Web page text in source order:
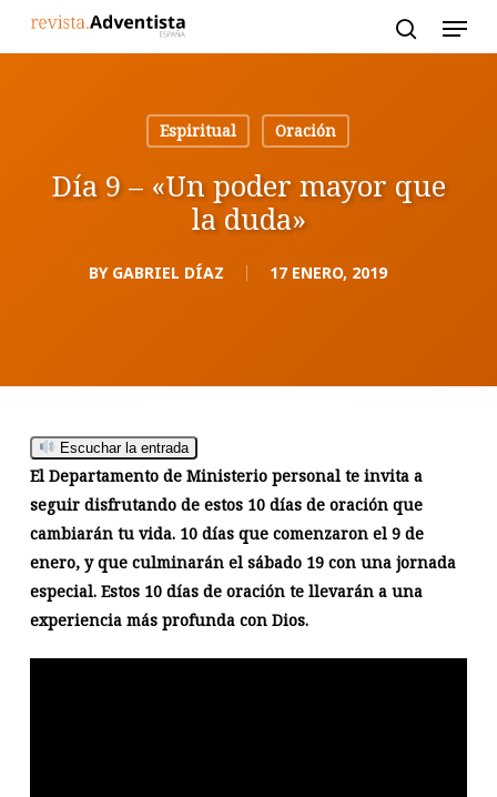
Espiritual
Oración
Día 9 – «Un poder mayor que
la duda»
BY GABRIEL DÍAZ 17 ENERO, 2019
Escuchar la entrada
El Departamento de Ministerio personal te invita a
seguir disfrutando de estos 10 días de oración que
cambiarán tu vida. 10 días que comenzaron el 9 de
enero, y que culminarán el sábado 19 con una jornada
especial. Estos 10 días de oración te llevarán a una
experiencia más profunda con Dios.